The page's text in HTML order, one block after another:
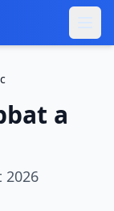
a
2026